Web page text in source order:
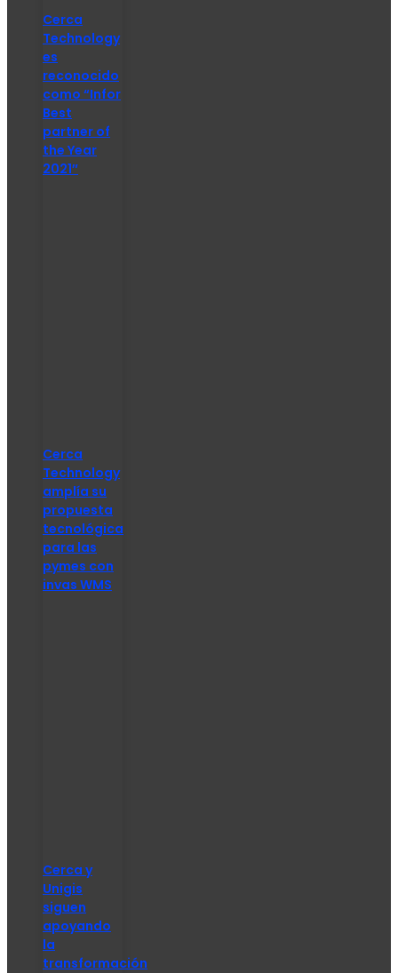
Cerca
Technology
es
reconocido
como “Infor
Best
partner of
the Year
2021″
Cerca
Technology
amplía su
propuesta
tecnológica
para las
pymes con
invas WMS
Cerca y
Unigis
siguen
apoyando
la
transformación